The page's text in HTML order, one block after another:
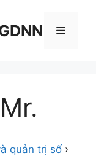
Menu
quản trị số ›